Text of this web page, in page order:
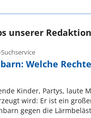
unserer Redaktion
Welche
Kinder, Partys, laute
wird: Er ist ein
gegen die